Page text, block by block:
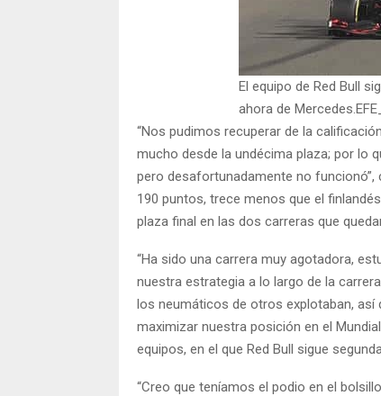
El equipo de Red Bull
ahora de
“Nos pudimos recuperar de la
mucho desde la undécima plaza; por lo
pero desafortunadamente no funcionó”,
190 puntos, trece menos que el
plaza final en las dos carreras que
“Ha sido una carrera muy agotadora,
nuestra estrategia a lo largo de la
los neumáticos de otros explotaban,
maximizar nuestra posición en el
equipos, en el que Red Bull sigue
“Creo que teníamos el podio en el